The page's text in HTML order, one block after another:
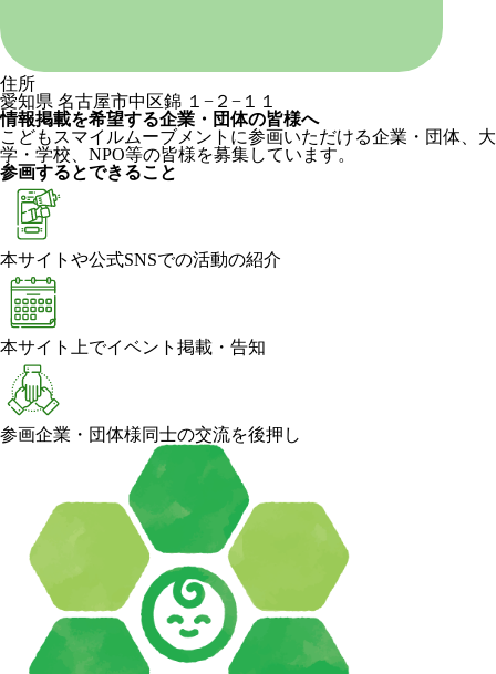
住所
愛知県 名古屋市中区錦 １−２−１１
情報掲載を希望する企業・団体の皆様へ
こどもスマイルムーブメントに参画いただける企業・団体、大
学・学校、NPO等の皆様を募集しています。
参画するとできること
本サイトや公式SNSでの活動の紹介
本サイト上でイベント掲載・告知
参画企業・団体様同士の交流を後押し